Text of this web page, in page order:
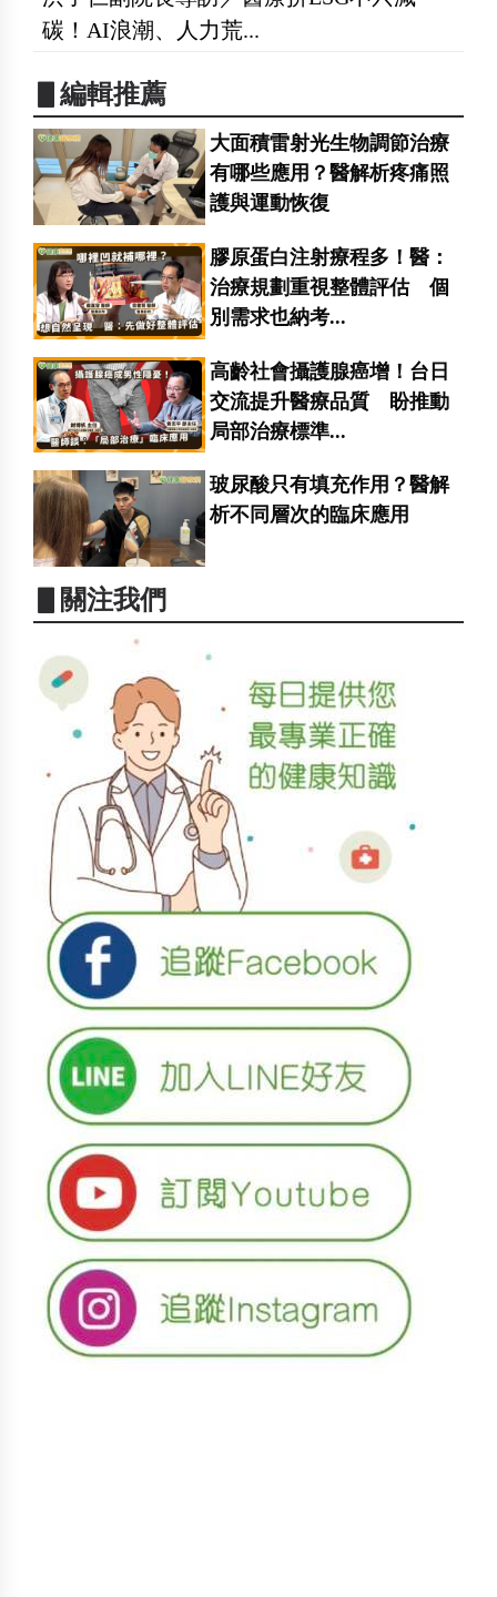
碳！AI浪潮、人力荒...
▋編輯推薦
大面積雷射光生物調節治療
有哪些應用？醫解析疼痛照
護與運動恢復
膠原蛋白注射療程多！醫：
治療規劃重視整體評估 個
別需求也納考...
高齡社會攝護腺癌增！台日
交流提升醫療品質 盼推動
局部治療標準...
玻尿酸只有填充作用？醫解
析不同層次的臨床應用
▋關注我們